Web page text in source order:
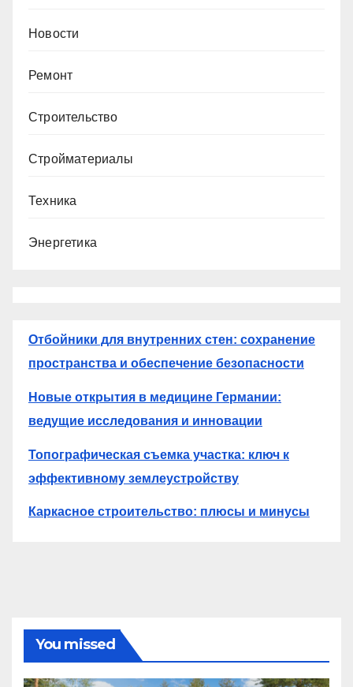
Новости
Ремонт
Строительство
Стройматериалы
Техника
Энергетика
Отбойники для внутренних стен: сохранение
пространства и обеспечение безопасности
Новые открытия в медицине Германии:
ведущие исследования и инновации
Топографическая съемка участка: ключ к
эффективному землеустройству
Каркасное строительство: плюсы и минусы
You missed